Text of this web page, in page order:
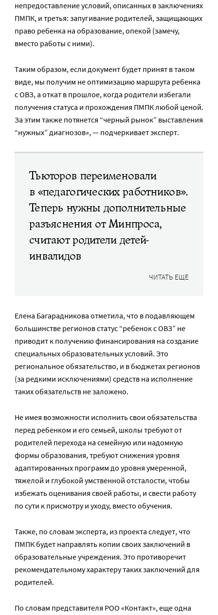
непредоставление условий, описанных в заключениях
ПМПК, и третья: запугивание родителей, защищающих
право ребенка на образование, опекой (замечу,
вместо работы с ними).
Таким образом, если документ будет принят в таком
виде, мы получим не оптимизацию маршрута ребенка
с ОВЗ, а откат в прошлое, когда родители избегали
получения статуса и прохождения ПМПК любой ценой.
За этим также потянется “черный рынок” выставления
“нужных” диагнозов», — подчеркивает эксперт.
Тьюторов переименовали
в «педагогических работников».
Теперь нужны дополнительные
разъяснения от Минпроса,
считают родители детей-
инвалидов
ЧИТАТЬ ЕЩЕ
Елена Багарадникова отметила, что в подавляющем
большинстве регионов статус “ребенок с ОВЗ” не
приводит к получению финансирования на создание
специальных образовательных условий. Это
региональное обязательство, и в бюджетах регионов
(за редкими исключениями) средств на исполнение
таких обязательств не заложено.
Не имея возможности исполнить свои обязательства
перед ребенком и его семьей, школы требуют от
родителей перехода на семейную или надомную
формы образования, требуют снижения уровня
адаптированных программ до уровня умеренной,
тяжелой и глубокой умственной отсталости, чтобы
избежать оценивания своей работы, и свести работу
по сути к присмотру и уходу, вместо обучения.
Также, по словам эксперта, из проекта следует, что
ПМПК будет направлять копии своих заключений в
образовательные учреждения. Это противоречит
рекомендательному характеру таких заключений для
родителей.
По словам представителя РОО «Контакт», еще одна